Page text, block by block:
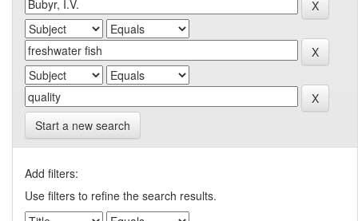
Start a new search
Add filters:
Use filters to refine the search results.